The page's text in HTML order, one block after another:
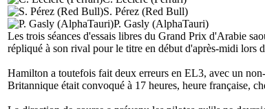
S. Pérez (Red Bull)
P. Gasly (AlphaTauri)
Les trois séances d'essais libres du Grand Prix d'Arabie
répliqué à son rival pour le titre en début d'après-midi lors
Hamilton a toutefois fait deux erreurs en EL3, avec un
Britannique était convoqué à 17 heures, heure française,